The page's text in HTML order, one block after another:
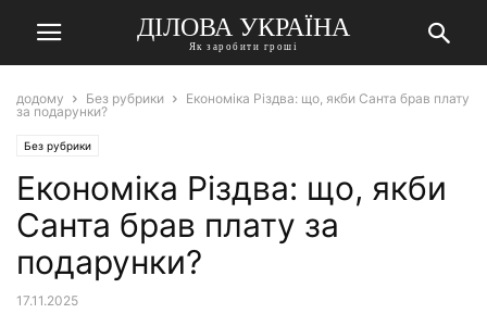
ДІЛОВА УКРАЇНА
Як заробити гроші
додому Без рубрики
Економіка Різдва: що, якби Санта брав плату
за подарунки?
Без рубрики
Економіка Різдва: що, якби
Санта брав плату за
подарунки?
17.11.2025